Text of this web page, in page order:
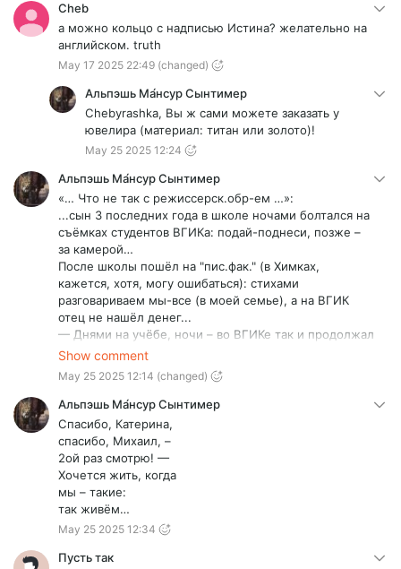
Cheb
а можно кольцо с надписью Истина? желательно на
английском. truth
May 17 2025 22:49 (changed)
Альпэшь Ма́нсур Сынтимер
Chebyrashka, Вы ж сами можете заказать у
ювелира (материал: титан или золото)!
May 25 2025 12:24
Альпэшь Ма́нсур Сынтимер
«… Что не так с режиссерск.обр-ем …»:
...сын 3 последних года в школе ночами болтался на
съёмках студентов ВГИКа: подай-поднеси, позже –
за камерой…
После школы пошёл на "пис.фак." (в Химках,
кажется, хотя, могу ошибаться): стихами
разговариваем мы-все (в моей семье), а на ВГИК
отец не нашёл денег...
— Днями на учёбе, ночи – во ВГИКе так и продолжал
работать…
— Да, уже работал, попутно, нарабатывая
мастерство фото-художника (ну, и – деньги),
устроившись работать в фото-студии.
— В кон. IIIго курса такой жизни загремел в
реанимацию с остановкой сердца.
Тут отец:
„Чёрт – с тобой! иди на операторский.” - …сын к тому
времени заматерел и поступил в… ГИТР, что «… во
ВГИКе крепостное право никто и не отменял …» -
погиб 22 сент. 2022 г. – в… 20 км от границы, уже на
территории Казаkстана...
Понятно, что мы-все – талантливые: он, до кучи, был
Show comment
May 25 2025 12:14 (changed)
Альпэшь Ма́нсур Сынтимер
Спасибо, Катерина,
спасибо, Михаил, –
2ой раз смотрю! —
Хочется жить, когда
мы – такие:
так живём…
May 25 2025 12:34
Пусть так